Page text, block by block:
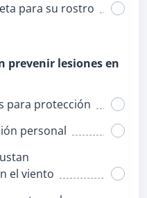
para su rostro
prevenir lesiones en
para protección
personal
el viento